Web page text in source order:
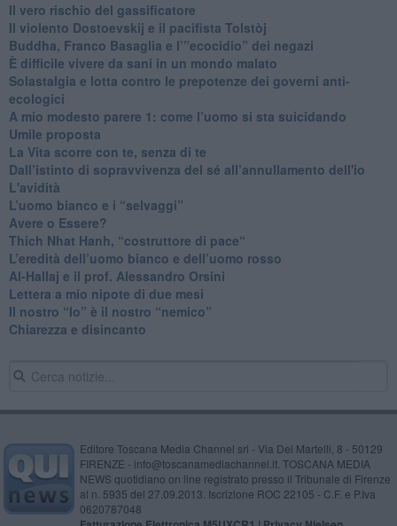
​Il vero rischio del gassificatore
​Il violento Dostoevskij e il pacifista Tolstòj
​Buddha, Franco Basaglia e l’”ecocidio” dei negazi
​È difficile vivere da sani in un mondo malato
Solastalgia e lotta contro le prepotenze dei governi anti-
ecologici
​A mio modesto parere 1: come l’uomo si sta suicidando
​Umile proposta
​La Vita scorre con te, senza di te
​Dall’istinto di sopravvivenza del sé all’annullamento dell'io
L'avidità
​L’uomo bianco e i “selvaggi”
​Avere o Essere?
​Thich Nhat Hanh, “costruttore di pace“
​L’eredità dell’uomo bianco e dell’uomo rosso
Al-Hallaj e il prof. Alessandro Orsini
​Lettera a mio nipote di due mesi
​Il nostro “Io” è il nostro “nemico”
​Chiarezza e disincanto
Editore Toscana Media Channel srl - Via Dei Martelli, 8 - 50129
FIRENZE - info@toscanamediachannel.it. TOSCANA MEDIA
NEWS quotidiano on line registrato presso il Tribunale di Firenze
al n. 5935 del 27.09.2013. Iscrizione ROC 22105 - C.F. e P.Iva
0620787048